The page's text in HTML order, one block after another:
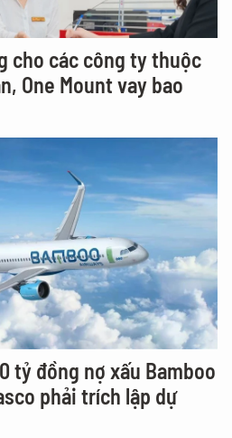
cho các công ty thuộc
One Mount vay bao
tỷ đồng nợ xấu Bamboo
phải trích lập dự